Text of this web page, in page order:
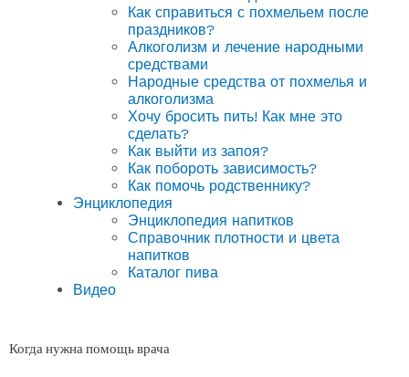
Как справиться с похмельем после
праздников?
Алкоголизм и лечение народными
средствами
Народные средства от похмелья и
алкоголизма
Хочу бросить пить! Как мне это
сделать?
Как выйти из запоя?
Как побороть зависимость?
Как помочь родственнику?
Энциклопедия
Энциклопедия напитков
Справочник плотности и цвета
напитков
Каталог пива
Видео
Когда нужна помощь врача